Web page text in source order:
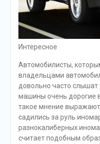
Интересное
Автомобилисты,
владельцами
довольно часто слышат
машины очень дорогие
такое мнение
садились за руль
разнокалиберных
считает подобным